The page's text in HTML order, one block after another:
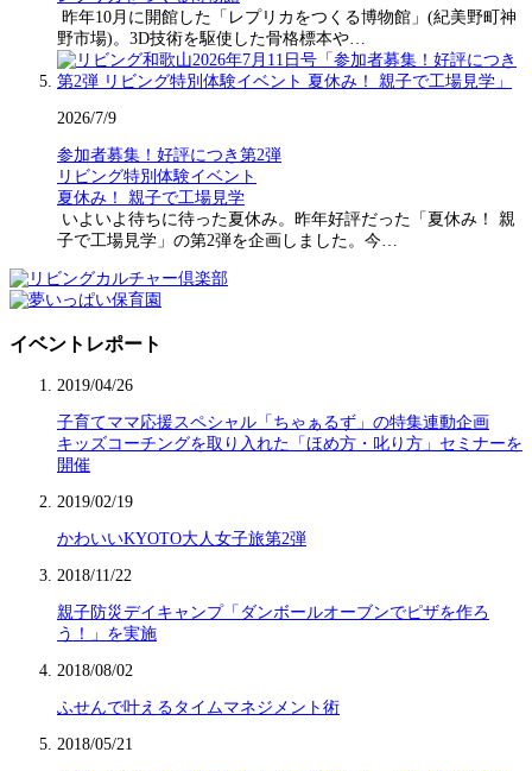
昨年10月に開館した「レプリカをつくる博物館」(紀美野町神
野市場)。3D技術を駆使した骨格標本や…
2026/7/9
参加者募集！好評につき第2弾
リビング特別体験イベント
夏休み！ 親子で工場見学
いよいよ待ちに待った夏休み。昨年好評だった「夏休み！ 親
子で工場見学」の第2弾を企画しました。今…
イベントレポート
2019/04/26
子育てママ応援スペシャル「ちゃぁるず」の特集連動企画
キッズコーチングを取り入れた「ほめ方・叱り方」セミナーを
開催
2019/02/19
かわいいKYOTO大人女子旅第2弾
2018/11/22
親子防災デイキャンプ「ダンボールオーブンでピザを作ろ
う！」を実施
2018/08/02
ふせんで叶えるタイムマネジメント術
2018/05/21